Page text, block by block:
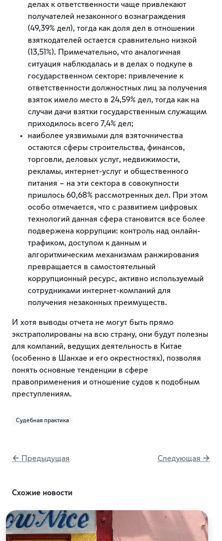
делах к ответственности чаще привлекают
получателей незаконного вознаграждения
(49,39% дел), тогда как доля дел в отношении
взяткодателей остается сравнительно низкой
(13,51%). Примечательно, что аналогичная
ситуация наблюдалась и в делах о подкупе в
государственном секторе: привлечение к
ответственности должностных лиц за получения
взяток имело место в 24,59% дел, тогда как на
случаи дачи взятки государственным служащим
приходилось всего 7,4% дел;
наиболее уязвимыми для взяточничества
остаются сферы строительства, финансов,
торговли, деловых услуг, недвижимости,
рекламы, интернет-услуг и общественного
питания – на эти сектора в совокупности
пришлось 60,68% рассмотренных дел. При этом
особо отмечается, что с развитием цифровых
технологий данная сфера становится все более
подвержена коррупции: контроль над онлайн-
трафиком, доступом к данным и
алгоритмическим механизмам ранжирования
превращается в самостоятельный
коррупционный ресурс, активно используемый
сотрудниками интернет-компаний для
получения незаконных преимуществ.
И хотя выводы отчета не могут быть прямо
экстраполированы на всю страну, они будут полезны
для компаний, ведущих деятельность в Китае
(особенно в Шанхае и его окрестностях), позволяя
понять основные тенденции в сфере
правоприменения и отношение судов к подобным
преступлениям.
Судебная практика
← Предыдущая Следующая →
Схожие новости